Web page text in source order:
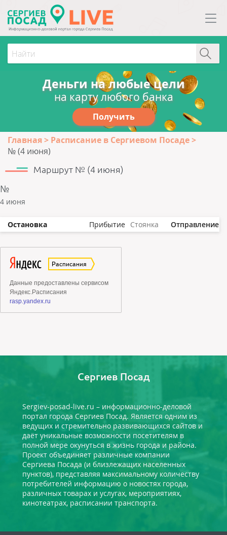
Деньги на любые цели
на карту любого банка
Получить
Главная
Расписание в Сергиевом Посаде
№ (4 июня)
Маршрут № (4 июня)
№
4 июня
Остановка Прибытие Стоянка Отправление
Сергиев Посад
Sergiev-posad-live.ru – информационно-деловой
портал города Сергиев Посад. Является одним из
ведущих и стремительно развивающихся сайтов и
даёт уникальные возможности посетителям в
полной мере окунуться в жизнь города и района.
Проект объединяет различные компании
Сергиева Посада (и близлежащих населенных
пунктов), представляя максимальному количеству
потребителей информацию о новостях города,
различных товарах и услугах, мероприятиях,
кинотеатрах, расписании транспорта.